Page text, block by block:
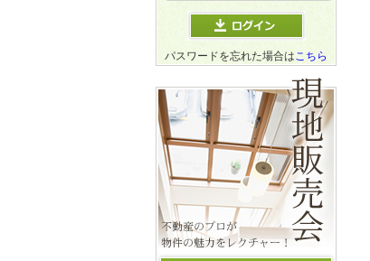
パスワードを忘れた場合はこちら